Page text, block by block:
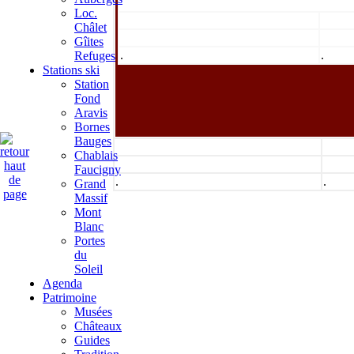
Loc.
Châlet
Gîites
Refuges
Stations ski
Station
Fond
Aravis
Bornes
Bauges
Chablais
Faucigny
Grand
Massif
Mont
Blanc
Portes
du
Soleil
Agenda
Patrimoine
Musées
Châteaux
Guides
. .
. .